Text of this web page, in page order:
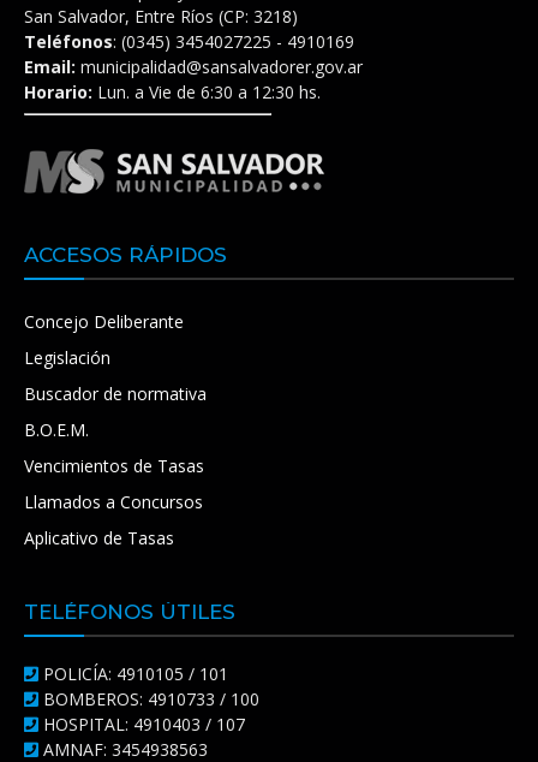
San Salvador, Entre Ríos (CP: 3218)
Teléfonos: (0345) 3454027225 - 4910169
Email: municipalidad@sansalvadorer.gov.ar
Horario: Lun. a Vie de 6:30 a 12:30 hs.
ACCESOS RÁPIDOS
Concejo Deliberante
Legislación
Buscador de normativa
B.O.E.M.
Vencimientos de Tasas
Llamados a Concursos
Aplicativo de Tasas
TELÉFONOS ÚTILES
POLICÍA: 4910105 / 101
BOMBEROS: 4910733 / 100
HOSPITAL: 4910403 / 107
AMNAF: 3454938563